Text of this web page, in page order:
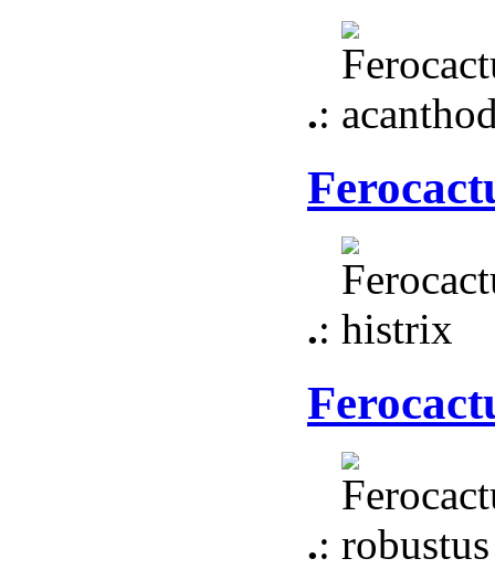
.:
.:
.: